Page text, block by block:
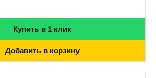
Купить в 1 клик
Добавить в корзину